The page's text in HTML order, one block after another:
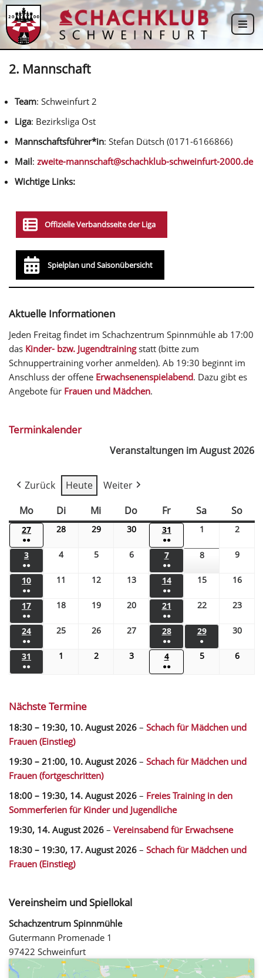
Zum
Inhalt
2. Mannschaft
Team: Schweinfurt 2
Liga: Bezirksliga Ost
Mannschaftsführer*in: Stefan Dütsch (0171-6166866)
Mail: zweite-mannschaft@schachklub-schweinfurt-2000.de
Wichtige Links:
Offizielle Verbandsseite der Liga
Spielplan und Saisonübersicht
Aktuelle Informationen
Jeden Freitag findet im Schachzentrum Spinnmühle ab 17:00
das Kinder- bzw. Jugendtrainingstatt (bitte zum
Schnuppertraining vorher anmelden). Ab 19:30 beginnt im
Anschluss der offene Erwachsenenspielabend. Dazu gibt es
Angebote für Frauen und Mädchen.
Terminkalender
Veranstaltungen im August 2026
Zurück Heute
Weiter
Mo
Di Mi Do Fr Sa So
27
●●
28 29 30 31
●●
1 2
3
●●
4 5 6 7
●●
8 9
10
●●
11 12 13 14
●●
15 16
17
●●
18 19 20 21
●●
22 23
24
●●
25 26 27 28
●●
29
●
30
31
●●
1 2 3 4
●●
5 6
Nächste Termine
18:30 – 19:30, 10. August 2026 – Schach für Mädchen und
Frauen (Einstieg)
19:30 – 21:00, 10. August 2026 – Schach für Mädchen und
Frauen (fortgeschritten)
18:00 – 19:30, 14. August 2026 – Freies Training in den
Sommerferien für Kinder und Jugendliche
19:30, 14. August 2026 – Vereinsabend für Erwachsene
18:30 – 19:30, 17. August 2026 – Schach für Mädchen und
Frauen (Einstieg)
Vereinsheim und Spiellokal
Schachzentrum Spinnmühle
Gutermann Promenade 1
97422 Schweinfurt